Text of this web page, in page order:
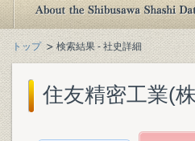
トップ 検索結果 - 社史詳細
住友精密工業(